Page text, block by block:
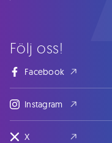
Följ oss!
Facebook
Instagram
X